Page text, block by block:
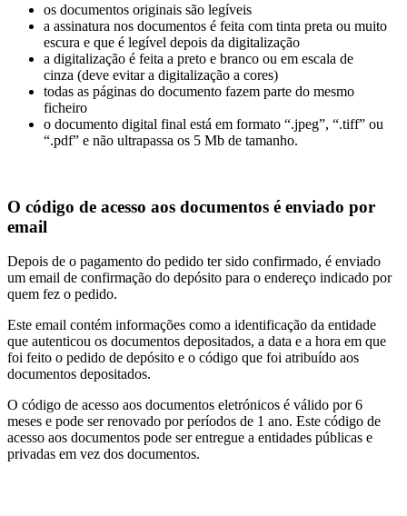
os documentos originais são legíveis
a assinatura nos documentos é feita com tinta preta ou muito
escura e que é legível depois da digitalização
a digitalização é feita a preto e branco ou em escala de
cinza (deve evitar a digitalização a cores)
todas as páginas do documento fazem parte do mesmo
ficheiro
o documento digital final está em formato “.jpeg”, “.tiff” ou
“.pdf” e não ultrapassa os 5 Mb de tamanho.
O código de acesso aos documentos é enviado por
email
Depois de o pagamento do pedido ter sido confirmado, é enviado
um email de confirmação do depósito para o endereço indicado por
quem fez o pedido.
Este email contém informações como a identificação da entidade
que autenticou os documentos depositados, a data e a hora em que
foi feito o pedido de depósito e o código que foi atribuído aos
documentos depositados.
O código de acesso aos documentos eletrónicos é válido por 6
meses e pode ser renovado por períodos de 1 ano. Este código de
acesso aos documentos pode ser entregue a entidades públicas e
privadas em vez dos documentos.